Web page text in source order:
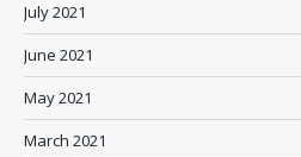
July 2021
June 2021
May 2021
March 2021